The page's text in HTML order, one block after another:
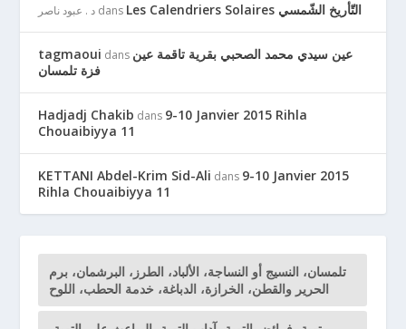
د . عبود ناصر dans Les Calendriers Solaires التّأريخ الشّمسي
tagmaoui dans عين سيدي محمد الصحبي بقرية تاقمة عين
فزة تلمسان
Hadjadj Chakib dans 9-10 Janvier 2015 Rihla
Chouaibiyya 11
KETTANI Abdel-Krim Sid-Ali dans 9-10 Janvier 2015
Rihla Chouaibiyya 11
تلمسان، النسيج أو النساجة، الألباد، الطرز، البرشمان، برم
الحرير والقطن، الخرازة، الدباغة، خدمة الحطب، اللوح